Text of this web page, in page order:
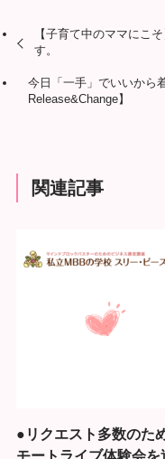
【子育て中のママにこ
す。
今日「一手」でいいから
Release&Change】
関連記事
●リクエスト多数のた
モートライブ体験会を